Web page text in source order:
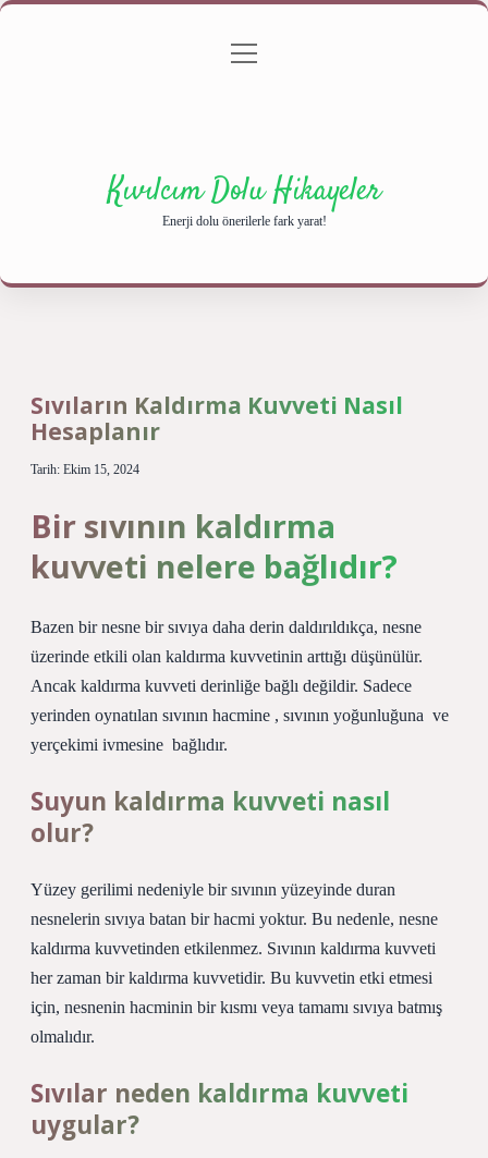
Gizlilik Politikası
menüyü
Kıvılcım Dolu Hikayeler
Enerji dolu önerilerle fark yarat!
Sıvıların Kaldırma Kuvveti Nasıl
Hesaplanır
Tarih: Ekim 15, 2024
Bir sıvının kaldırma
kuvveti nelere bağlıdır?
Bazen bir nesne bir sıvıya daha derin daldırıldıkça, nesne
üzerinde etkili olan kaldırma kuvvetinin arttığı düşünülür.
Ancak kaldırma kuvveti derinliğe bağlı değildir. Sadece
yerinden oynatılan sıvının hacmine ‍, sıvının yoğunluğuna ‍ ve
yerçekimi ivmesine ‍ bağlıdır.
Suyun kaldırma kuvveti nasıl
olur?
Yüzey gerilimi nedeniyle bir sıvının yüzeyinde duran
nesnelerin sıvıya batan bir hacmi yoktur. Bu nedenle, nesne
kaldırma kuvvetinden etkilenmez. Sıvının kaldırma kuvveti
her zaman bir kaldırma kuvvetidir. Bu kuvvetin etki etmesi
için, nesnenin hacminin bir kısmı veya tamamı sıvıya batmış
olmalıdır.
Sıvılar neden kaldırma kuvveti
uygular?